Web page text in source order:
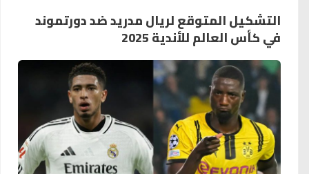
التشكيل المتوقع لريال مدريد ضد دورتموند
في كأس العالم للأندية 2025